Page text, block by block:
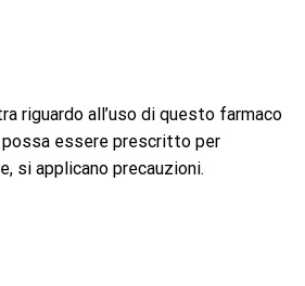
riguardo all’uso di questo farmaco
possa essere prescritto per
si applicano precauzioni.